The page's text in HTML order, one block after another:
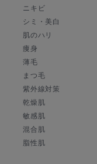
ニキビ
シミ・美白
肌のハリ
痩身
薄毛
まつ毛
紫外線対策
乾燥肌
敏感肌
混合肌
脂性肌